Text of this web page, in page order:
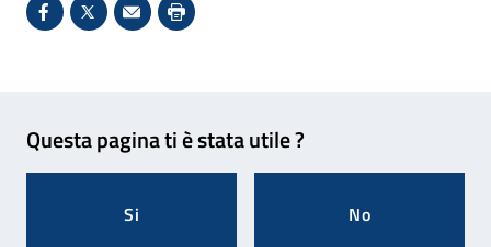
Condividi su Facebook - Sito esterno - Apertura in
X - Sito esterno - Apertura in nuova finestra
Invio Mail: apre il programma di posta
Stampa pagina: scelta meno
Questa pagina ti è stata utile ?
Si No